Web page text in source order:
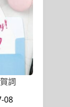
詞
08